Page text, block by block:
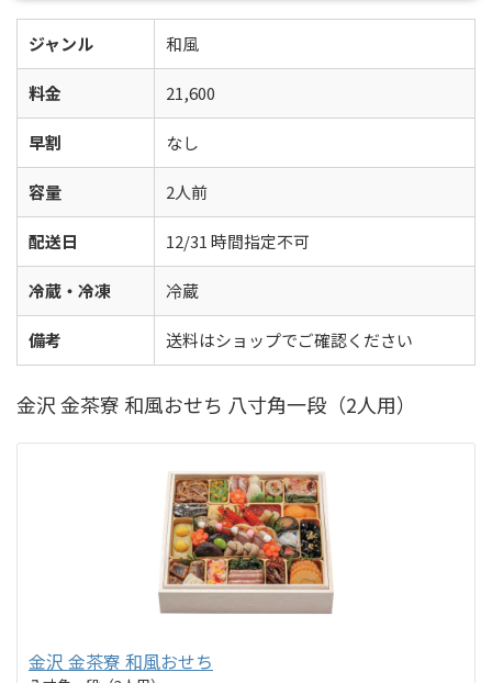
ジャンル 和風
料金 21,600
早割 なし
容量 2人前
配送日 12/31 時間指定不可
冷蔵・冷凍 冷蔵
備考 送料はショップでご確認ください
金沢 金茶寮 和風おせち 八寸角一段（2人用）
金沢 金茶寮 和風おせち